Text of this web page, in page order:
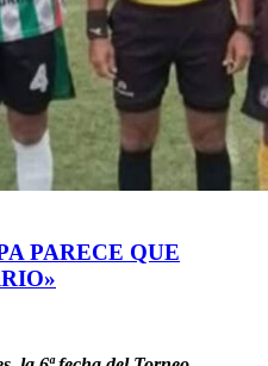
PARECE QUE